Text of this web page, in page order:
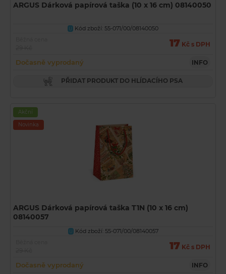
ARGUS Dárková papírová taška (10 x 16 cm) 08140050
U
Kód zboží: 55-071/00/08140050
17 Kč s DPH
Dočasně vyprodaný INFO
PŘIDAT PRODUKT DO HLÍDACÍHO PSA
Akční
Novinka
ARGUS Dárková papírová taška T1N (10 x 16 cm)
08140057
U Kód zboží: 55-071/00/08140057
17 Kč s DPH
Dočasně vyprodaný INFO